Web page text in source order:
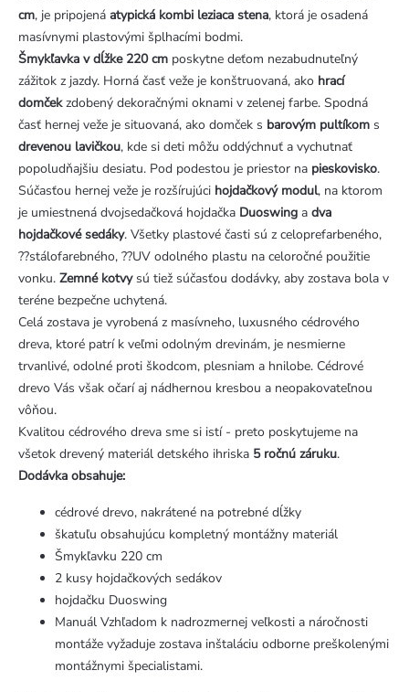
cm, je pripojená atypická kombi leziaca stena, ktorá je osadená
masívnymi plastovými šplhacími bodmi.
Šmykľavka v dĺžke 220 cm poskytne deťom nezabudnuteľný
zážitok z jazdy. Horná časť veže je konštruovaná, ako hrací
domčekzdobený dekoračnými oknami v zelenej farbe. Spodná
časť hernej veže je situovaná, ako domček s barovým pultíkom s
drevenou lavičkou, kde si deti môžu oddýchnuť a vychutnať
popoludňajšiu desiatu. Pod podestou je priestor na pieskovisko.
Súčasťou hernej veže je rozšírujúci hojdačkový modul, na ktorom
je umiestnená dvojsedačková hojdačka Duoswing a dva
hojdačkové sedáky. Všetky plastové časti sú z celoprefarbeného,
??stálofarebného, ??UV odolného plastu na celoročné použitie
vonku. Zemné kotvysú tiež súčasťou dodávky, aby zostava bola v
teréne bezpečne uchytená.
Celá zostava je vyrobená z masívneho, luxusného cédrového
dreva, ktoré patrí k veľmi odolným drevinám, je nesmierne
trvanlivé, odolné proti škodcom, plesniam a hnilobe. Cédrové
drevo Vás však očarí aj nádhernou kresbou a neopakovateľnou
vôňou.
Kvalitou cédrového dreva sme si istí - preto poskytujeme na
všetok drevený materiál detského ihriska 5 ročnú záruku.
Dodávka obsahuje:
cédrové drevo, nakrátené na potrebné dĺžky
škatuľu obsahujúcu kompletný montážny materiál
Šmykľavku 220 cm
2 kusy hojdačkových sedákov
hojdačku Duoswing
Manuál Vzhľadom k nadrozmernej veľkosti a náročnosti
montáže vyžaduje zostava inštaláciu odborne preškolenými
montážnymi špecialistami.